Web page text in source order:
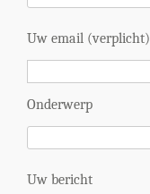
Uw email (verplicht)
Onderwerp
Uw bericht